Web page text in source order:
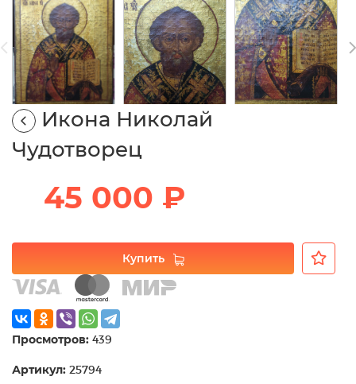
Икона Николай
Чудотворец
45 000 ₽
Купить
Просмотров: 439
Артикул: 25794